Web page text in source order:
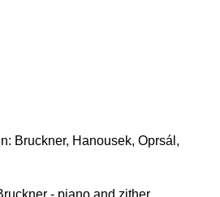
Bruckner, Hanousek, Oprsál,